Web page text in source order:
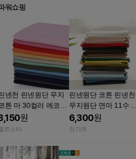
워쇼핑
넨천 린넨원단 무지
튼 마 30컬러 에코백
피스원
트스타
린넨원단 코튼 린넨천
무지원단 면마 11수 자
수천 43종 드린넨 한마
6,300원
천가게